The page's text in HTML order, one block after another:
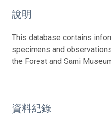
說明
This database contains
specimens and
the Forest and Sami
資料紀錄